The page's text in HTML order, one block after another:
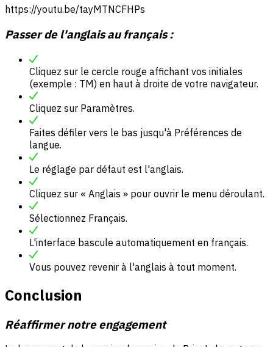
https://youtu.be/tayMTNCFHPs
Passer de l'anglais au français :
Cliquez sur le cercle rouge affichant vos initiales
(exemple : TM) en haut à droite de votre navigateur.
Cliquez sur Paramètres.
Faites défiler vers le bas jusqu'à Préférences de
langue.
Le réglage par défaut est l'anglais.
Cliquez sur « Anglais » pour ouvrir le menu déroulant.
Sélectionnez Français.
L'interface bascule automatiquement en français.
Vous pouvez revenir à l'anglais à tout moment.
Conclusion
Réaffirmer notre engagement